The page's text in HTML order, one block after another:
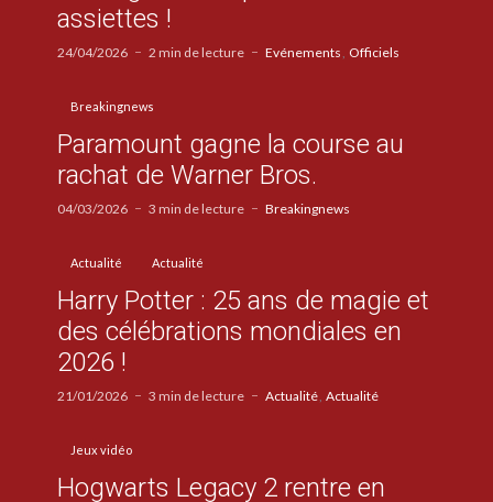
assiettes !
24/04/2026 2 min de lecture Evénements Officiels
Breakingnews
Paramount gagne la course au
rachat de Warner Bros.
04/03/2026 3 min de lecture Breakingnews
Actualité Actualité
Harry Potter : 25 ans de magie et
des célébrations mondiales en
2026 !
21/01/2026 3 min de lecture Actualité Actualité
Jeux vidéo
Hogwarts Legacy 2 rentre en